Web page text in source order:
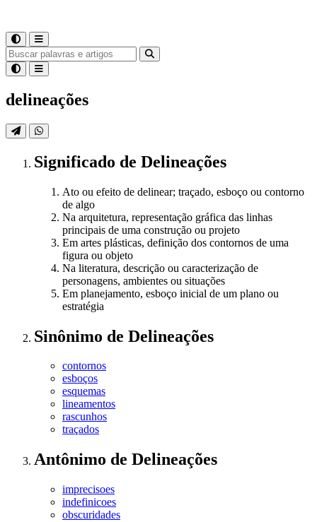
delineações
Significado de Delineações
Ato ou efeito de delinear; traçado, esboço ou contorno
de algo
Na arquitetura, representação gráfica das linhas
principais de uma construção ou projeto
Em artes plásticas, definição dos contornos de uma
figura ou objeto
Na literatura, descrição ou caracterização de
personagens, ambientes ou situações
Em planejamento, esboço inicial de um plano ou
estratégia
Sinônimo de Delineações
contornos
esboços
esquemas
lineamentos
rascunhos
traçados
Antônimo de Delineações
imprecisoes
indefinicoes
obscuridades